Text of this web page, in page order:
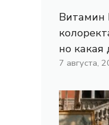
Витамин
но какая
7 августа,